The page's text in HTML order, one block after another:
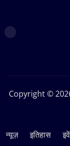
Copyright ©
न्यूज़ इतिहास